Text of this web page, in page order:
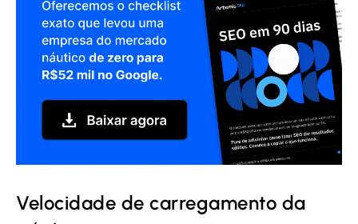
Velocidade de carregamento da